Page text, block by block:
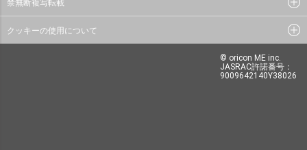
クッキーの使用について
© oricon ME inc.
JASRAC許諾番号：
9009642140Y38026